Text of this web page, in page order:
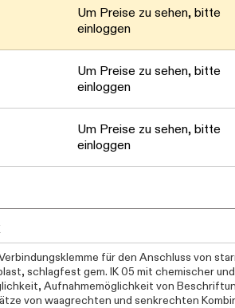
warten...
Um Preise zu sehen, bitte
einloggen
warten...
Um Preise zu sehen, bitte
einloggen
warten...
Um Preise zu sehen, bitte
einloggen
für den Anschluss von
schlagfest gem. IK 05 mit chemischer und
Aufnahmemöglichkeit von
von waagrechten und senkrechten